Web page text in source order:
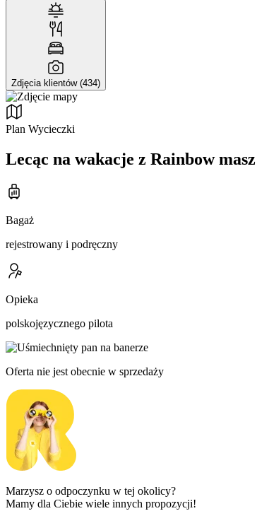
Zdjęcia klientów (434)
Plan Wycieczki
Lecąc na wakacje z Rainbow
Bagaż
rejestrowany i podręczny
Opieka
polskojęzycznego pilota
Oferta nie jest obecnie w sprzedaży
Marzysz o odpoczynku w tej okolicy?
Mamy dla Ciebie wiele innych propozycji!